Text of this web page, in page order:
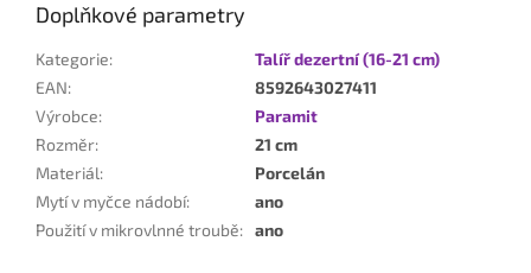
Doplňkové parametry
Kategorie:
Talíř dezertní (16-21 cm)
EAN:
8592643027411
Výrobce:
Paramit
Rozměr:
21 cm
Materiál:
Porcelán
Mytí v myčce nádobí:
ano
Použití v mikrovlnné troubě: ano